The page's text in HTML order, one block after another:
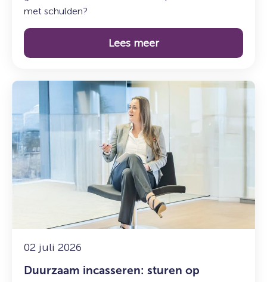
met schulden?
Lees meer
02 juli 2026
Duurzaam incasseren: sturen op
Lees
over:
Duurzaam
incasseren:
sturen
op
resultaat
impact